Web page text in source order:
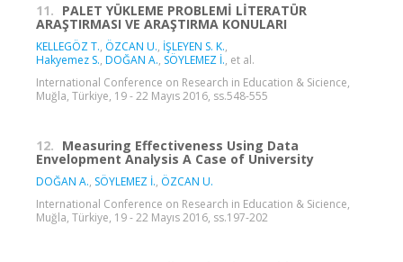
11. PALET YÜKLEME PROBLEMİ LİTERATÜR
ARAŞTIRMASI VE ARAŞTIRMA KONULARI
KELLEGÖZ T., ÖZCAN U., İŞLEYEN S. K.,
Hakyemez S., DOĞAN A., SÖYLEMEZ İ., et al.
International Conference on Research in Education & Sicience,
Muğla, Türkiye, 19 - 22 Mayıs 2016, ss.548-555
12. Measuring Effectiveness Using Data
Envelopment Analysis A Case of University
DOĞAN A., SÖYLEMEZ İ., ÖZCAN U.
International Conference on Research in Education & Sicience,
Muğla, Türkiye, 19 - 22 Mayıs 2016, ss.197-202